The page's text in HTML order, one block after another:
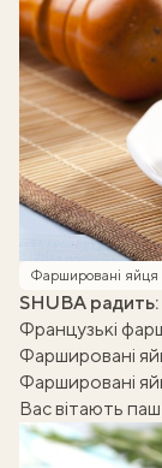
Фаршировані яйця
SHUBA радить:
Французькі
Фаршировані
Фаршировані
Вас вітають